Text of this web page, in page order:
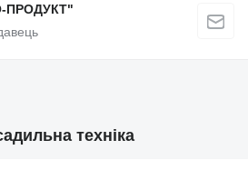
ПРОДУКТ"
техніка